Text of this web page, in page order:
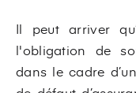
Il peut arriver
l'obligation de
dans le cadre